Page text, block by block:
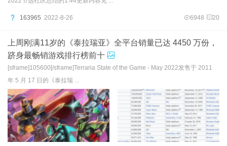
163965 2022-8-26 6948 20
上周刚满11岁的《泰拉瑞亚》全平台销量已达 4450 万份，
跻身最畅销游戏排行榜前十
[sframe]105600[/sframe]Terraria State of the Game - May 2022发售于 2011
年 5 月 17 日的《泰拉瑞 ...